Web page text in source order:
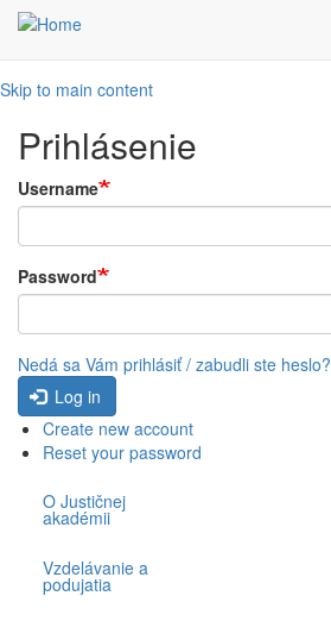
Skip to main content
Prihlásenie
Username
Password
Nedá sa Vám prihlásiť / zabudli ste heslo?
Log in
Create new account
Reset your password
O Justičnej
akadémii
Vzdelávanie a
podujatia